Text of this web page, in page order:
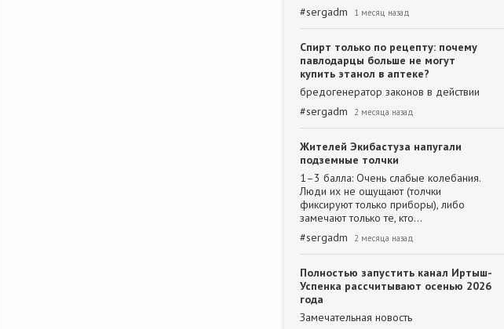
#sergadm 1 месяц назад
Спирт только по рецепту: почему
павлодарцы больше не могут
купить этанол в аптеке?
бредогенератор законов в действии
#sergadm 2 месяца назад
Жителей Экибастуза напугали
подземные толчки
1–3 балла: Очень слабые колебания.
Люди их не ощущают (толчки
фиксируют только приборы), либо
замечают только те, кто…
#sergadm 2 месяца назад
Полностью запустить канал Иртыш-
Успенка рассчитывают осенью 2026
года
Замечательная новость